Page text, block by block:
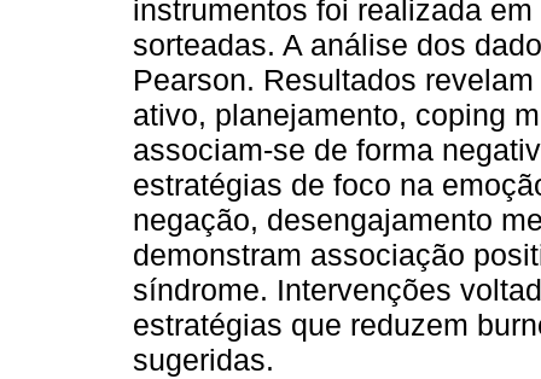
instrumentos foi realizada
sorteadas. A análise dos
Pearson. Resultados
ativo, planejamento, coping
associam-se de forma
estratégias de foco na
negação, desengajamento
demonstram associação
síndrome. Intervenções
estratégias que reduzem
sugeridas.